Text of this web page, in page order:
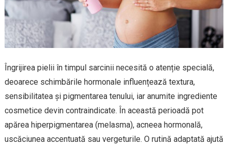
Îngrijirea pielii în timpul sarcinii necesită o atenție specială,
deoarece schimbările hormonale influențează textura,
sensibilitatea și pigmentarea tenului, iar anumite ingrediente
cosmetice devin contraindicate. În această perioadă pot
apărea hiperpigmentarea (melasma), acneea hormonală,
uscăciunea accentuată sau vergeturile. O rutină adaptată ajută